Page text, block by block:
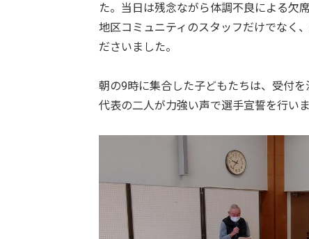
た。当日は残念ながら体調不良による欠
地区コミュニティのスタッフだけでなく
ださいました。
朝の9時に集合した子どもたちは、受付
代表の二人が力強い声で選手宣誓を行いま